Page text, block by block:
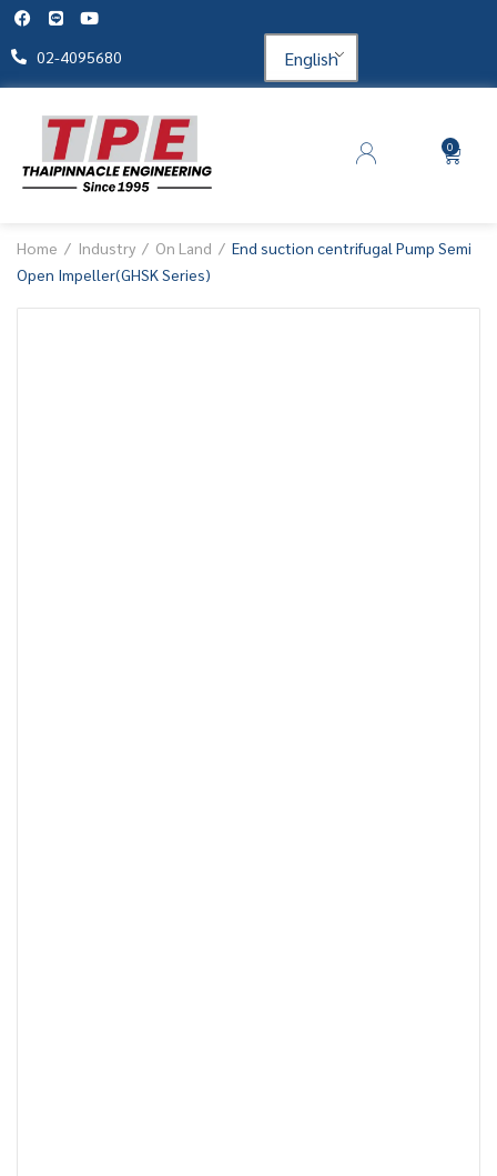
02-4095680 English
0
Home Industry On Land
End suction centrifugal Pump Semi
Open Impeller(GHSK Series)